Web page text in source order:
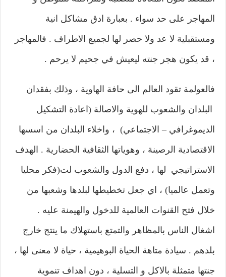
المهاجر على حد سواء . بعبارة ادق مشاكل انية
ومستقبلية لا عد ولا حصر لها لجميع الاطراف . فالمهاجر
، قد يكون هجر جنته ليعيش في جحيم لا يرحم .
فالعولمة تقود العالم الى حافة الهاوية ، وذلك بفقدان
البلدان والشعوب للهوية والاصالة (اعادة التشكيل
الديموغرافي – الاجتماعي) ، واخلاء البلدان من اسسها
الاقتصادية الرصينة ، وهوياتها الثقافية الحضارية . الهدف
الاستراتيجي لها ، دفع الدول والشعوب لت(فكر محليا
وتعمل عالميا) ، اي جعل تخطيطها لبلدها وشعبها من
خلال فتح القنوات العالمية للدخول والهيمنة عليه .
اشغال الناس بالمظاهر والتمتع باستهلاك ما ينتج خارج
بلدهم . سيادة متاهة الحياة البوهيمية ، حياة لا معنى لها ،
جنتها متمثلة بالاكل و التسلية ، دون اهداف تنموية